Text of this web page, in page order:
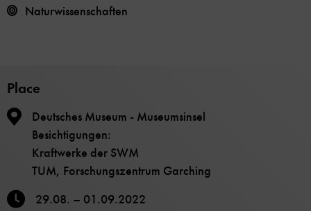
Naturwissenschaften
Place
Deutsches Museum - Museumsinsel
Besichtigungen:
Kraftwerke der SWM
TUM, Forschungszentrum Garching
29.08. – 01.09.2022